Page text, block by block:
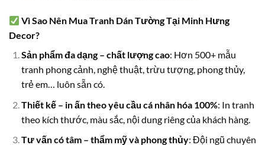
Vì Sao Nên Mua Tranh Dán Tường Tại Minh Hưng
Decor?
Sản phẩm đa dạng – chất lượng cao: Hơn 500+ mẫu
tranh phong cảnh, nghệ thuật, trừu tượng, phong thủy,
trẻ em… luôn sẵn có.
Thiết kế – in ấn theo yêu cầu cá nhân hóa 100%: In tranh
theo kích thước, màu sắc, nội dung riêng của khách hàng.
Tư vấn có tâm – thẩm mỹ và phong thủy: Đội ngũ chuyên